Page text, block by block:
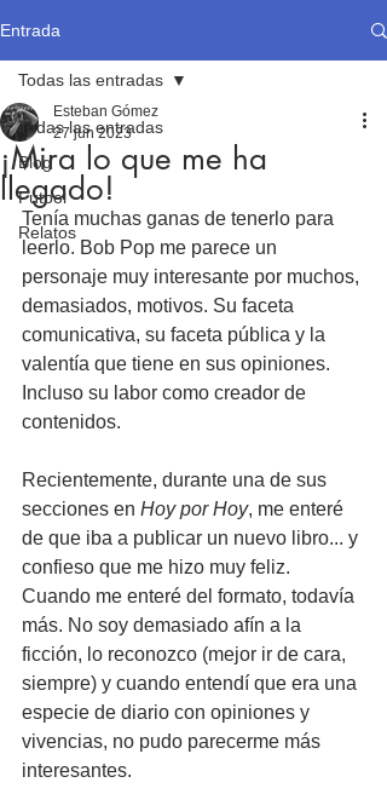
Entrada
Todas las entradas
Blog
Fútbol
Relatos
Todas las entradas
¡Mira lo que me ha
llegado!
Esteban Gómez
27 jun 2023
Tenía muchas ganas de tenerlo para
leerlo. Bob Pop me parece un
personaje muy interesante por muchos,
demasiados, motivos. Su faceta
comunicativa, su faceta pública y la
valentía que tiene en sus opiniones.
Incluso su labor como creador de
contenidos.
Recientemente, durante una de sus
secciones en Hoy por Hoy, me enteré
de que iba a publicar un nuevo libro... y
confieso que me hizo muy feliz.
Cuando me enteré del formato, todavía
más. No soy demasiado afín a la
ficción, lo reconozco (mejor ir de cara,
siempre) y cuando entendí que era una
especie de diario con opiniones y
vivencias, no pudo parecerme más
interesantes.